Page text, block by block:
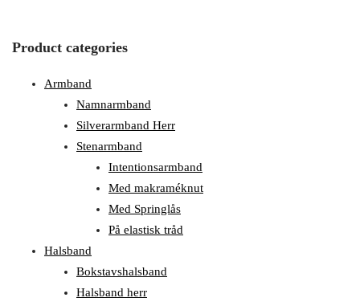
Product categories
Armband
Namnarmband
Silverarmband Herr
Stenarmband
Intentionsarmband
Med makraméknut
Med Springlås
På elastisk tråd
Halsband
Bokstavshalsband
Halsband herr